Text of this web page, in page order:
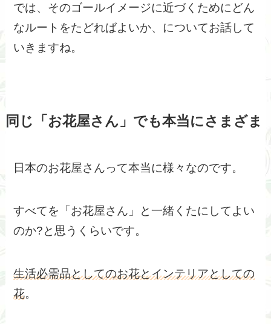
では、そのゴールイメージに近づくためにどん
なルートをたどればよいか、についてお話して
いきますね。
同じ「お花屋さん」でも本当にさまざま
日本のお花屋さんって本当に様々なのです。
すべてを「お花屋さん」と一緒くたにしてよい
のか?と思うくらいです。
生活必需品としてのお花とインテリアとしての
花。